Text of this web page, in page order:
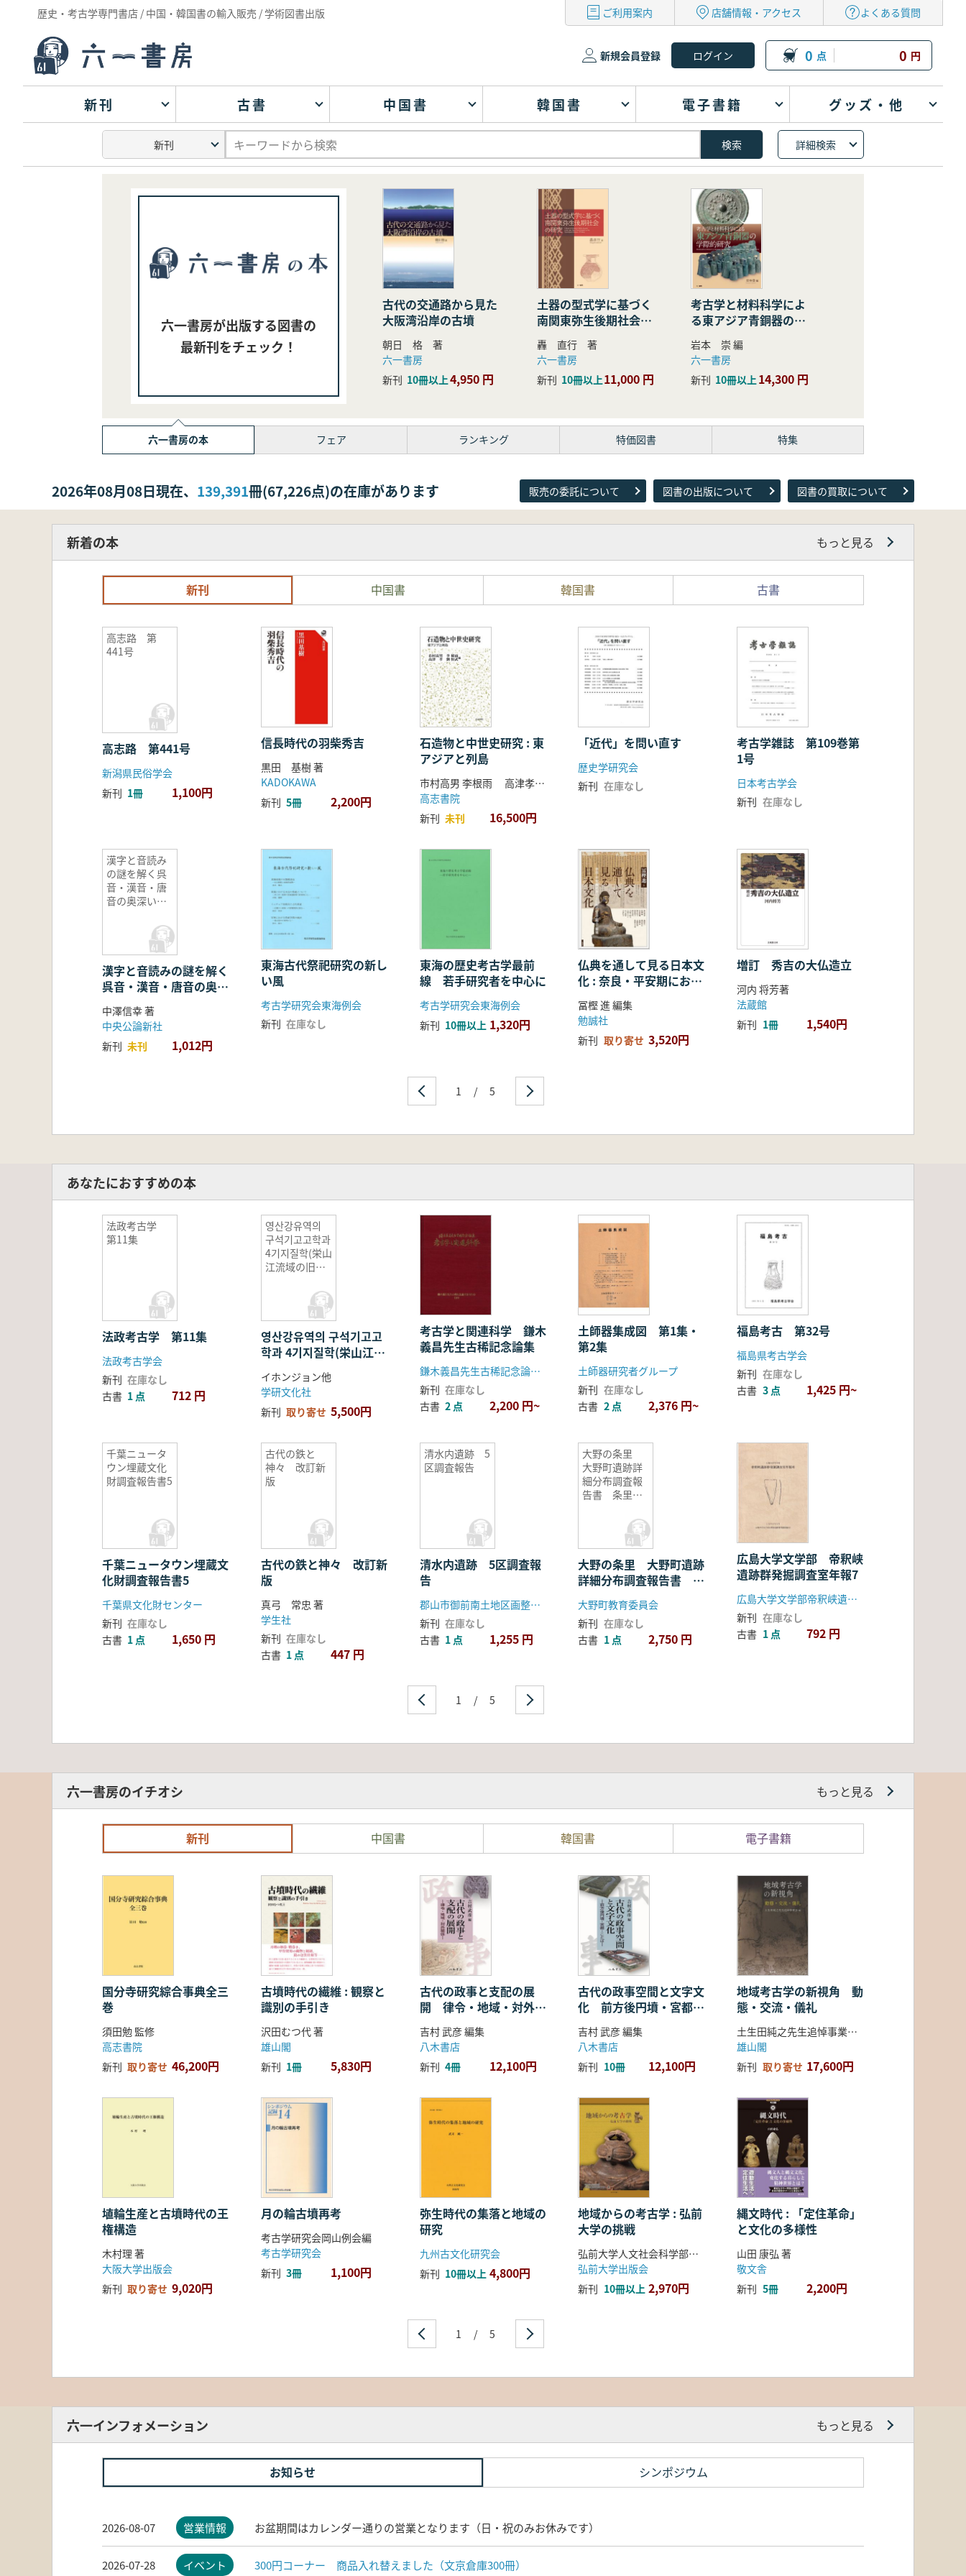
歴史・考古学専門書店 / 中国・韓国書の輸入販売 / 学術図書出版 ご利用案内 店舗情報・アクセス よくある質問
新規会員登録 0 点 0 円
新刊 古書 中国書 韓国書 電子書籍 グッズ・他
詳細検索
六一書房が出版する図書の
最新刊をチェック！
古代の交通路から見た
大阪湾沿岸の古墳
朝日 格 著
六一書房
新刊 10冊以上4,950 円
土器の型式学に基づく
南関東弥生後期社会の
研究
轟 直行 著
六一書房
新刊 10冊以上11,000 円
考古学と材料科学によ
る東アジア青銅器の学
際的研究
岩本 崇 編
六一書房
新刊 10冊以上14,300 円
六一書房の本 フェア ランキング 特価図書 特集
2026年08月08日現在、 139,391冊(67,226点)の在庫があります 販売の委託について 図書の出版について 図書の買取について
新着の本 もっと見る
新刊 中国書 韓国書 古書
高志路 第
441号
高志路 第441号
新潟県民俗学会
新刊 1冊 1,100円
信長時代の羽柴秀吉
黒田 基樹 著
KADOKAWA
新刊 5冊 2,200円
石造物と中世史研究 : 東
アジアと列島
市村高男 李根雨 高津孝 劉恒武 編
高志書院
新刊 未刊 16,500円
「近代」を問い直す
歴史学研究会
新刊 在庫なし
考古学雑誌 第109巻第
1号
日本考古学会
新刊 在庫なし
漢字と音読み
の謎を解く呉
音・漢音・唐
音の奥深い世
漢字と音読みの謎を解く
呉音・漢音・唐音の奥深
い世界
中澤信幸 著
中央公論新社
新刊 未刊 1,012円
東海古代祭祀研究の新し
い風
考古学研究会東海例会
新刊 在庫なし
東海の歴史考古学最前
線 若手研究者を中心に
考古学研究会東海例会
新刊 10冊以上 1,320円
仏典を通して見る日本文
化 : 奈良・平安期におけ
る仏教の受容・融合・展
開
冨樫 進 編集
勉誠社
新刊 取り寄せ 3,520円
増訂 秀吉の大仏造立
河内 将芳著
法蔵館
新刊 1冊 1,540円
1 / 5
あなたにおすすめの本
法政考古学
第11集
法政考古学 第11集
法政考古学会
新刊 在庫なし
古書 1 点 712 円
영산강유역의
구석기고고학과
4기지질학(栄山
江流域の旧石
영산강유역의 구석기고고
학과 4기지질학(栄山江流
域の旧石器考古学と4期
地質学)
イホンジョン他
学研文化社
新刊 取り寄せ 5,500円
考古学と関連科学 鎌木
義昌先生古稀記念論集
鎌木義昌先生古稀記念論文集刊行会
新刊 在庫なし
古書 2 点 2,200 円~
土師器集成図 第1集・
第2集
土師器研究者グループ
新刊 在庫なし
古書 2 点 2,376 円~
福島考古 第32号
福島県考古学会
新刊 在庫なし
古書 3 点 1,425 円~
千葉ニュータ
ウン埋蔵文化
財調査報告書5
千葉ニュータウン埋蔵文
化財調査報告書5
千葉県文化財センター
新刊 在庫なし
古書 1 点 1,650 円
古代の鉄と
神々 改訂新
版
古代の鉄と神々 改訂新
版
真弓 常忠 著
学生社
新刊 在庫なし
古書 1 点 447 円
清水内遺跡 5
区調査報告
清水内遺跡 5区調査報
告
郡山市御前南土地区画整理組合 郡山市教育委員会
新刊 在庫なし
古書 1 点 1,255 円
大野の条里
大野町遺跡詳
細分布調査報
告書 条里
大野の条里 大野町遺跡
詳細分布調査報告書 条
里編・解説編
大野町教育委員会
新刊 在庫なし
古書 1 点 2,750 円
広島大学文学部 帝釈峡
遺跡群発掘調査室年報7
広島大学文学部帝釈峡遺跡群発掘調査室
新刊 在庫なし
古書 1 点 792 円
1 / 5
六一書房のイチオシ もっと見る
新刊 中国書 韓国書 電子書籍
国分寺研究綜合事典全三
巻
須田勉 監修
高志書院
新刊 取り寄せ 46,200円
古墳時代の繊維 : 観察と
識別の手引き
沢田むつ代 著
雄山閣
新刊 1冊 5,830円
古代の政事と支配の展
開 律令・地域・対外関
係
吉村 武彦 編集
八木書店
新刊 4冊 12,100円
古代の政事空間と文字文
化 前方後円墳・宮都・
ことば
吉村 武彦 編集
八木書店
新刊 10冊 12,100円
地域考古学の新視角 動
態・交流・儀礼
土生田純之先生追悼事業会 編
雄山閣
新刊 取り寄せ 17,600円
埴輪生産と古墳時代の王
権構造
木村理 著
大阪大学出版会
新刊 取り寄せ 9,020円
月の輪古墳再考
考古学研究会岡山例会編
考古学研究会
新刊 3冊 1,100円
弥生時代の集落と地域の
研究
九州古文化研究会
新刊 10冊以上 4,800円
地域からの考古学 : 弘前
大学の挑戦
弘前大学人文社会科学部北日本考古学研究センター 編
弘前大学出版会
新刊 10冊以上 2,970円
縄文時代 : 「定住革命」
と文化の多様性
山田 康弘 著
敬文舎
新刊 5冊 2,200円
1 / 5
六一インフォメーション もっと見る
お知らせ シンポジウム
2026-08-07 営業情報 お盆期間はカレンダー通りの営業となります（日・祝のみお休みです）
2026-07-28 イベント 300円コーナー 商品入れ替えました（文京倉庫300冊）